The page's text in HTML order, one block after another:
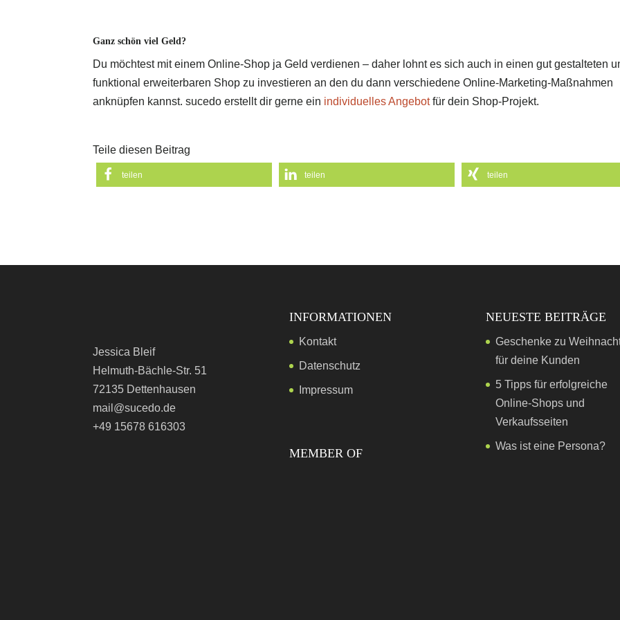
Ganz schön viel Geld?
Du möchtest mit einem Online-Shop ja Geld verdienen – daher lohnt es sich auch in einen gut gestalteten
funktional erweiterbaren Shop zu investieren an den du dann verschiedene Online-Marketing-Maßnahmen
anknüpfen kannst. sucedo erstellt dir gerne ein individuelles Angebotfür dein Shop-Projekt.
Teile diesen Beitrag
teilen teilen teilen
Jessica Bleif
Helmuth-Bächle-Str. 51
72135 Dettenhausen
mail@sucedo.de
+49 15678 616303
INFORMATIONEN
Kontakt
Datenschutz
Impressum
MEMBER OF
NEUESTE BEITRÄGE
Geschenke zu
für deine Kunden
5 Tipps für erfolgreiche
Online-Shops und
Verkaufsseiten
Was ist eine Persona?